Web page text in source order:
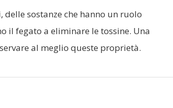
sostanze che hanno un ruolo
il fegato a eliminare le tossine. Una
al meglio queste proprietà.